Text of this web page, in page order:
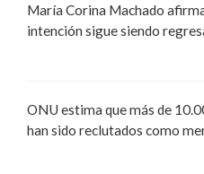
María Corina Machado
intención sigue siendo
ONU estima que más de
han sido reclutados como